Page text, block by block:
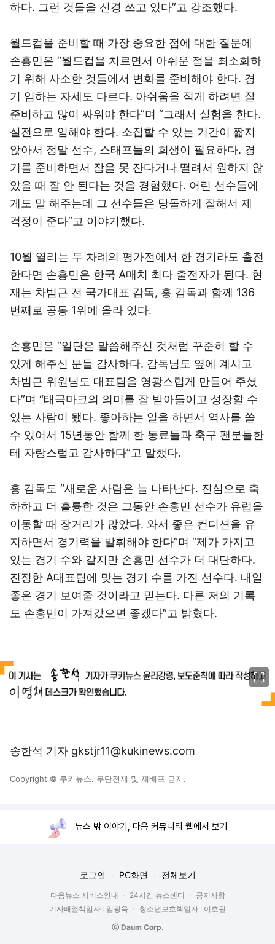
하다. 그런 것들을 신경 쓰고 있다”고 강조했다.
월드컵을 준비할 때 가장 중요한 점에 대한 질문에
손흥민은 “월드컵을 치르면서 아쉬운 점을 최소화하
기 위해 사소한 것들에서 변화를 준비해야 한다. 경
기 임하는 자세도 다르다. 아쉬움을 적게 하려면 잘
준비하고 많이 싸워야 한다”며 “그래서 실험을 한다.
실전으로 임해야 한다. 소집할 수 있는 기간이 짧지
않아서 정말 선수, 스태프들의 희생이 필요하다. 경
기를 준비하면서 잠을 못 잔다거나 떨려서 원하지 않
았을 때 잘 안 된다는 것을 경험했다. 어린 선수들에
게도 말 해주는데 그 선수들은 당돌하게 잘해서 제
걱정이 준다”고 이야기했다.
10월 열리는 두 차례의 평가전에서 한 경기라도 출전
한다면 손흥민은 한국 A매치 최다 출전자가 된다. 현
재는 차범근 전 국가대표 감독, 홍 감독과 함께 136
번째로 공동 1위에 올라 있다.
손흥민은 “일단은 말씀해주신 것처럼 꾸준히 할 수
있게 해주신 분들 감사하다. 감독님도 옆에 계시고
차범근 위원님도 대표팀을 영광스럽게 만들어 주셨
다”며 “태극마크의 의미를 잘 받아들이고 성장할 수
있는 사람이 됐다. 좋아하는 일을 하면서 역사를 쓸
수 있어서 15년동안 함께 한 동료들과 축구 팬분들한
테 자랑스럽고 감사하다”고 말했다.
홍 감독도 “새로운 사람은 늘 나타난다. 진심으로 축
하하고 더 훌륭한 것은 그동안 손흥민 선수가 유럽을
이동할 때 장거리가 많았다. 와서 좋은 컨디션을 유
지하면서 경기력을 발휘해야 한다”며 “제가 가지고
있는 경기 수와 같지만 손흥민 선수가 더 대단하다.
진정한 A대표팀에 맞는 경기 수를 가진 선수다. 내일
좋은 경기 보여줄 것이라고 믿는다. 다른 저의 기록
도 손흥민이 가져갔으면 좋겠다”고 밝혔다.
송한석 기자 gkstjr11@kukinews.com
Copyright © 쿠키뉴스. 무단전재 및 재배포 금지.
뉴스 밖 이야기, 다음 커뮤니티 웹에서 보기
로그인 PC화면 전체보기
다음뉴스 서비스안내 24시간 뉴스센터
공지사항
기사배열책임자 : 임광욱
청소년보호책임자 : 이호원
ⓒ Daum Corp.